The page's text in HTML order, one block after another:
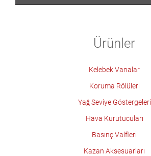
Ürünler
Kelebek Vanalar
Koruma Rölüleri
Yağ Seviye Göstergeleri
Hava Kurutucuları
Basınç Valfleri
Kazan Aksesuarları